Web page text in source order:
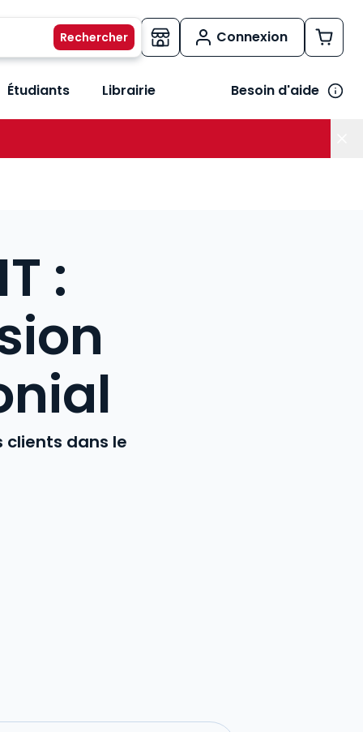
Connexion
métiers
le sous-menu Vos besoins
Étudiants Librairie Besoin d'aide
:
clients dans le